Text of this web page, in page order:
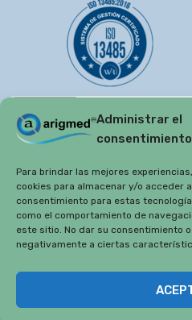
Administrar el
consentimiento
Para brindar las mejores
cookies para almacenar y/o acceder
consentimiento para estas
como el comportamiento de
este sitio. No dar su consentimiento
negativamente a ciertas